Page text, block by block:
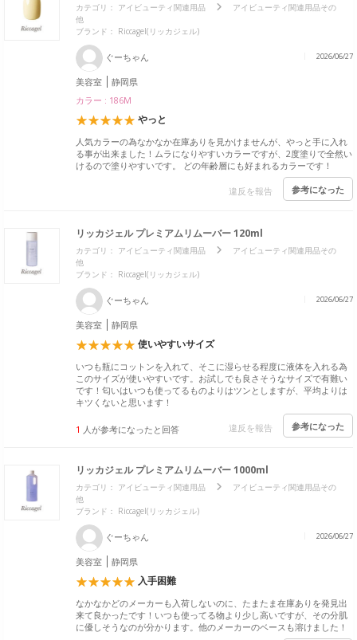
カテゴリ： アイビューティ関連用品
アイビューティ関連用品その
他
ブランド： Riccagel(リッカジェル)
ぐーちゃん 2026/06/27
美容室
静岡県
カラー : 186M
やっと
人気カラーの為なかなか在庫ありを見かけませんが、やっと手に入れ
る事が出来ました！ムラになりやすいカラーですが、2度塗りで全然い
けるので塗りやすいです。 どの年齢層にも好まれるカラーです！
違反を報告 参考になった
リッカジェル プレミアムリムーバー 120ml
カテゴリ： アイビューティ関連用品
アイビューティ関連用品その
他
ブランド： Riccagel(リッカジェル)
ぐーちゃん 2026/06/27
美容室 静岡県
使いやすいサイズ
いつも瓶にコットンを入れて、そこに湿らせる程度に液体を入れる為
このサイズが使いやすいです。お試しでも良さそうなサイズで有難い
です！匂いはいつも使ってるものよりはツンとしますが、平均よりは
キツくないと思います！
1 人が参考になったと回答 違反を報告 参考になった
リッカジェル プレミアムリムーバー 1000ml
カテゴリ： アイビューティ関連用品
アイビューティ関連用品その
他
ブランド： Riccagel(リッカジェル)
ぐーちゃん 2026/06/27
美容室 静岡県
入手困難
なかなかどのメーカーも入荷しないのに、たまたま在庫ありを発見出
来て良かったです！いつも使ってる物より少し高いですが、その分肌
に優しそうなのが分かります。他のメーカーのベースも溶けました！